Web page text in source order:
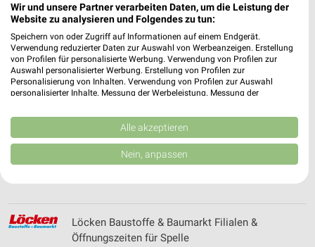
Lohmeier Filialen & Öffnungszeiten für
Preußisch Oldendorf
Louis Prospekte und Angebote für Osnabrück
Lucky Bike Filialen & Öffnungszeiten für
Osnabrück
Löcken Baustoffe & Baumarkt Filialen &
Öffnungszeiten für Spelle
Wir und unsere Partner verarbeiten Daten, um die Leistung der
Website zu analysieren und Folgendes zu tun:
Speichern von oder Zugriff auf Informationen auf einem Endgerät.
Verwendung reduzierter Daten zur Auswahl von Werbeanzeigen. Erstellung
von Profilen für personalisierte Werbung. Verwendung von Profilen zur
Auswahl personalisierter Werbung. Erstellung von Profilen zur
Personalisierung von Inhalten. Verwendung von Profilen zur Auswahl
personalisierter Inhalte. Messung der Werbeleistung. Messung der
Kombinationen von Daten aus verschiedenen Quellen. Entwicklung und
Verbesserung der Angebote. Verwendung reduzierter Daten zur Auswahl
von Inhalten.
Daten können außerhalb der Europäischen Union weitergegeben und in die
USA gesendet werden.
Website/App.
Wir nutzen Ihre Daten für folgende Zwecke:
IAB-Verarbeitungszwecke:
Alle akzeptieren
Nein, anpassen